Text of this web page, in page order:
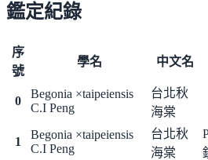
鑑定紀錄
序
號
學名 中文名
0
Begonia ×taipeiensis
C.I Peng
台北秋
海棠
1
Begonia ×taipeiensis
C.I Peng
台北秋
海棠